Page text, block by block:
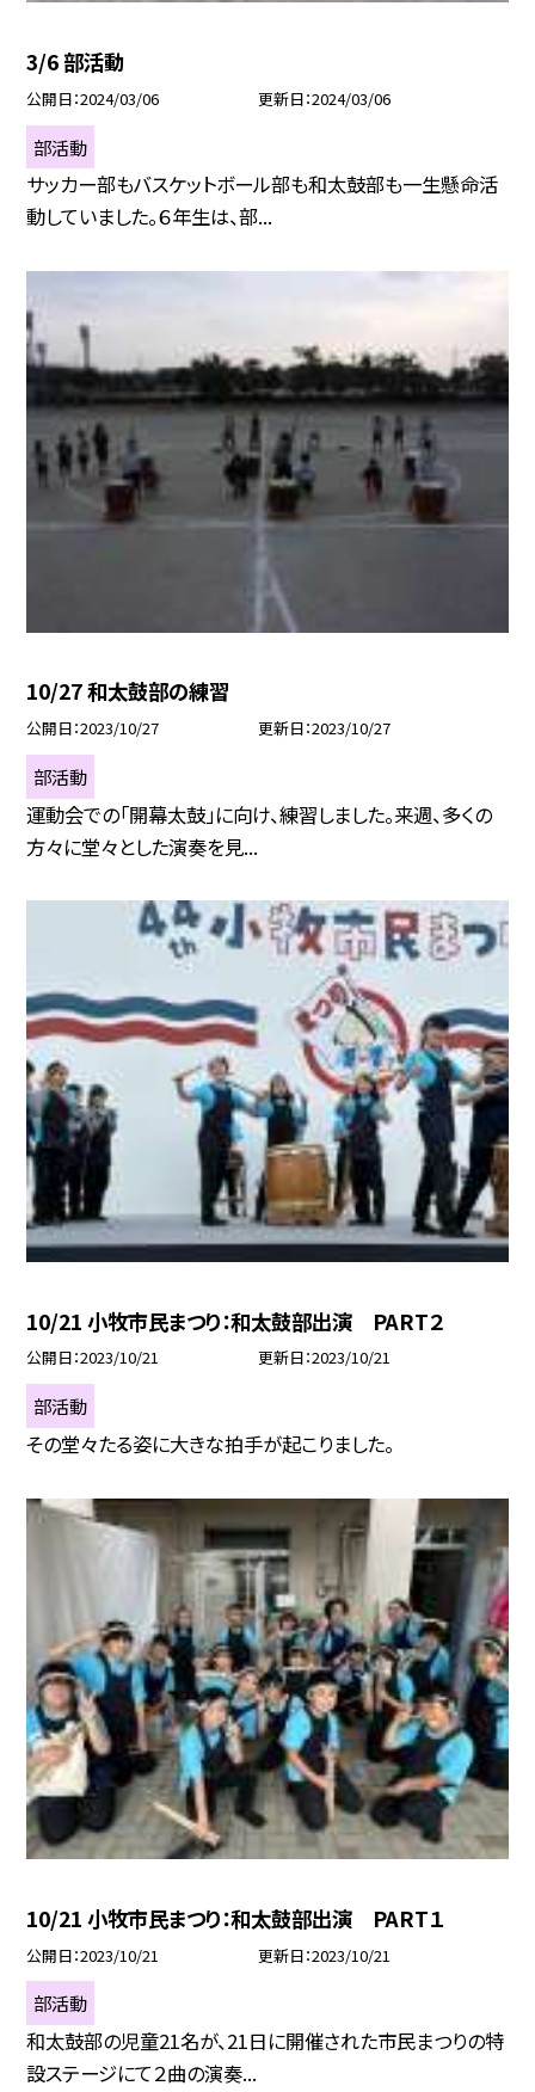
3/6 部活動
公開日 2024/03/06 更新日 2024/03/06
部活動
サッカー部もバスケットボール部も和太鼓部も一生懸命活
動していました。６年生は、部...
10/27 和太鼓部の練習
公開日 2023/10/27 更新日 2023/10/27
部活動
運動会での「開幕太鼓」に向け、練習しました。来週、多くの
方々に堂々とした演奏を見...
10/21 小牧市民まつり：和太鼓部出演 PART２
公開日 2023/10/21 更新日 2023/10/21
部活動
その堂々たる姿に大きな拍手が起こりました。
10/21 小牧市民まつり：和太鼓部出演 PART１
公開日 2023/10/21 更新日 2023/10/21
部活動
和太鼓部の児童21名が、21日に開催された市民まつりの特
設ステージにて２曲の演奏...